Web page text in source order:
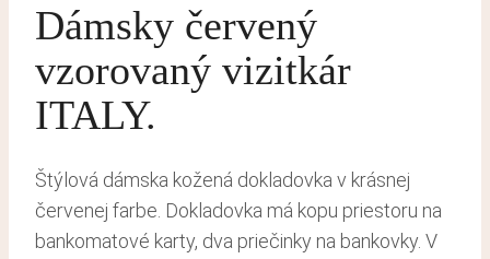
Dámsky červený
vzorovaný vizitkár
ITALY.
Štýlová dámska kožená dokladovka v krásnej
červenej farbe. Dokladovka má kopu priestoru na
bankomatové karty, dva priečinky na bankovky. V